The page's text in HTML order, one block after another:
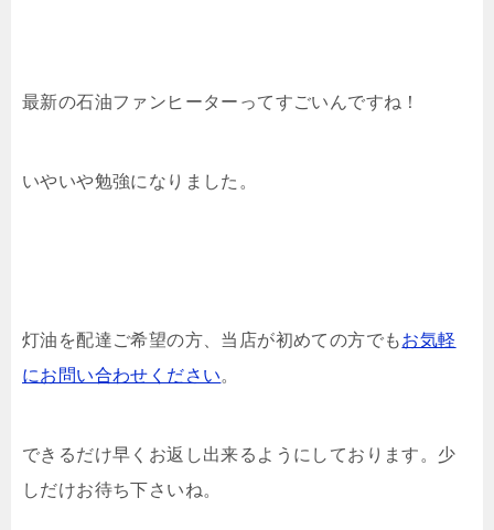
最新の石油ファンヒーターってすごいんですね！
いやいや勉強になりました。
灯油を配達ご希望の方、当店が初めての方でもお気軽
にお問い合わせください。
できるだけ早くお返し出来るようにしております。少
しだけお待ち下さいね。